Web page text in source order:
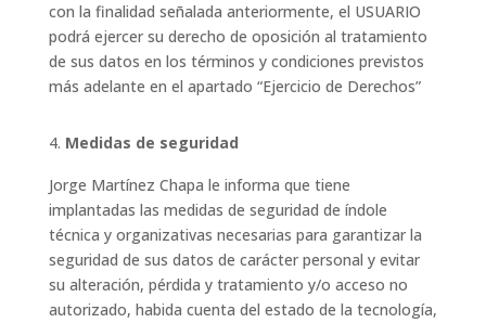
con la finalidad señalada anteriormente, el USUARIO
podrá ejercer su derecho de oposición al tratamiento
de sus datos en los términos y condiciones previstos
más adelante en el apartado “Ejercicio de Derechos”
Medidas de seguridad
Jorge Martínez Chapa le informa que tiene
implantadas las medidas de seguridad de índole
técnica y organizativas necesarias para garantizar la
seguridad de sus datos de carácter personal y evitar
su alteración, pérdida y tratamiento y/o acceso no
autorizado, habida cuenta del estado de la tecnología,